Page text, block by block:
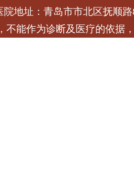
院地址：青岛市市北区抚顺
不能作为诊断及医疗的依据